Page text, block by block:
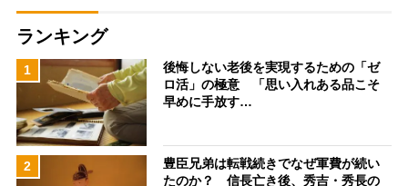
ランキング
1
後悔しない老後を実現するための「ゼ
ロ活」の極意 「思い入れある品こそ
早めに手放す…
2
豊臣兄弟は転戦続きでなぜ軍費が続い
たのか？ 信長亡き後、秀吉・秀長の